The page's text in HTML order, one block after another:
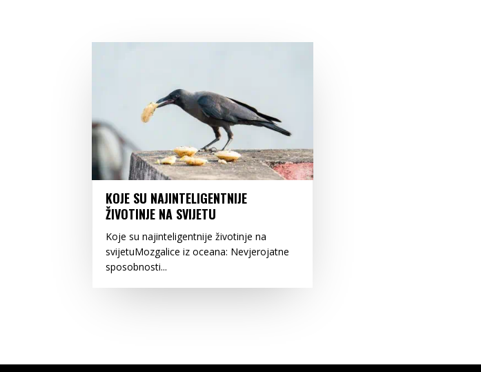
KOJE SU NAJINTELIGENTNIJE
ŽIVOTINJE NA SVIJETU
Koje su najinteligentnije životinje na
svijetuMozgalice iz oceana: Nevjerojatne
sposobnosti...